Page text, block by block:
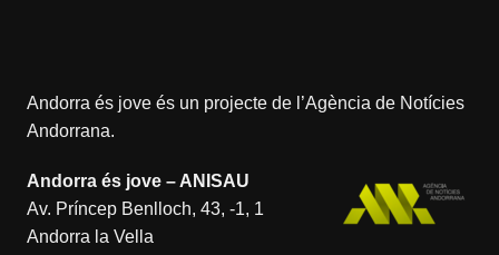
Andorra és jove és un projecte de l’Agència de Notícies
Andorrana.
Andorra és jove – ANISAU
Av. Príncep Benlloch, 43, -1, 1
Andorra la Vella